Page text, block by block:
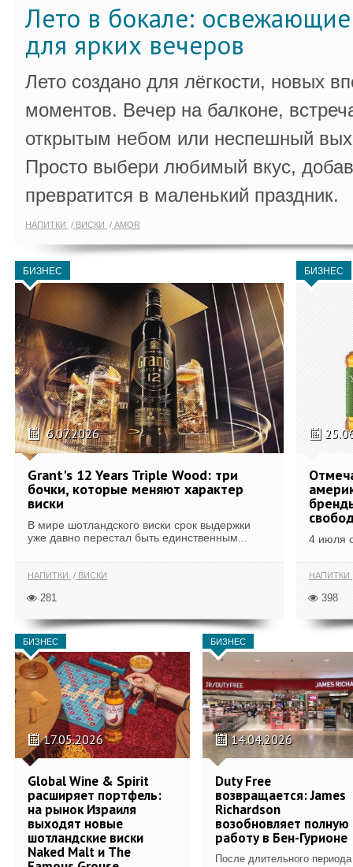
Лето в бокале:
для ярких вечеров
Лето создано для лёгкости, новых
моментов. Вечер на балконе,
открытым небом или неспешный
Просто выбери любимый вкус,
превратится в маленький праздник.
НАПИТКИ ВИСКИ AMOR
БИЗНЕС
6.07.2026
Grant's 12 Years Triple Wood: три
бочки, которые меняют характер
виски
В мире шотландского виски срок выдержки
уже давно перестал быть единственным...
НАПИТКИ ВИСКИ
281
БИЗНЕС
4 июля
НАПИТКИ
398
БИЗНЕС
17.05.2026
Global Wine & Spirit
расширяет портфель:
на рынок Израиля
выходят новые
шотландские виски
Naked Malt и The
БИЗНЕС
14.04.2026
Duty Free
возвращается: James
Richardson
возобновляет полную
работу в Бен-Гурионе
После длительного периода